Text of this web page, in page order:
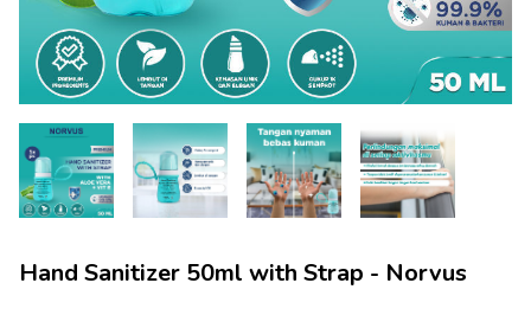
Hand Sanitizer 50ml with Strap - Norvus